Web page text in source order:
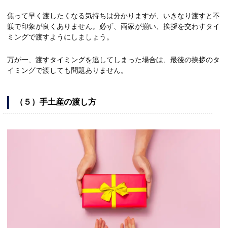
焦って早く渡したくなる気持ちは分かりますが、いきなり渡すと不
躾で印象が良くありません。必ず、両家が揃い、挨拶を交わすタイ
ミングで渡すようにしましょう。
万が一、渡すタイミングを逃してしまった場合は、最後の挨拶のタ
イミングで渡しても問題ありません。
（５）手土産の渡し方